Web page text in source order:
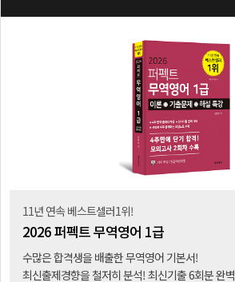
11년 연속 베스트셀러1위!
2026 퍼펙트 무역영어 1급
수많은 합격생을 배출한 무역영어 기본서!
최신출제경향을 철저히 분석! 최신기출 6회분 완